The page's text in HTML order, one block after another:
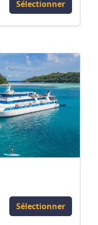
Sélectionner
Sélectionner